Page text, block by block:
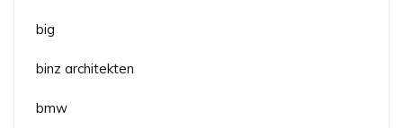
big
binz architekten
bmw